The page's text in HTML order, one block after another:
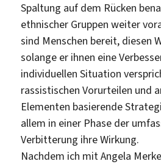
Spaltung auf dem Rücken
ethnischer Gruppen weiter
sind Menschen bereit, diesen
solange er ihnen eine
individuellen Situation
rassistischen Vorurteilen und
Elementen basierende
allem in einer Phase der
Verbitterung ihre Wirkung.
Nachdem ich mit Angela